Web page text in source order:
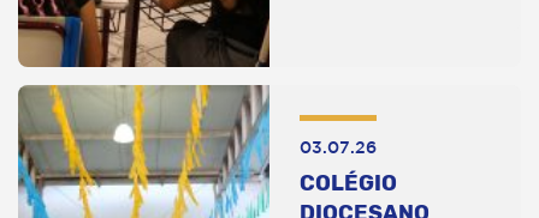
03.07.26
COLÉGIO
DIOCESANO